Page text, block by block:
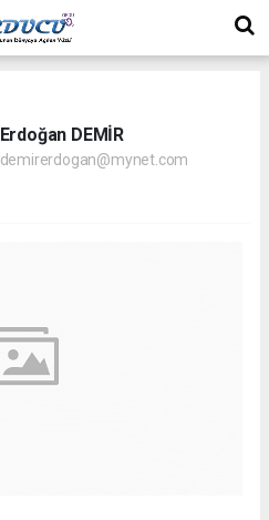
Erdoğan DEMİR
demirerdogan@mynet.com